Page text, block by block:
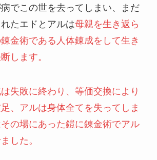
でこの世を去ってしまい、まだ
たエドとアルは母親を生き返ら
金術である人体錬成をして生き
します。
失敗に終わり、等価交換により
、アルは身体全てを失ってしま
の場にあった鎧に錬金術でアル
した。